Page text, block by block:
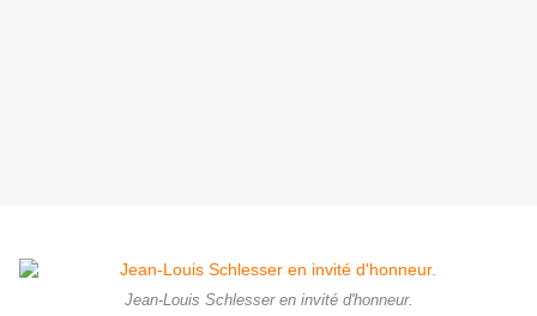
Jean-Louis Schlesser en invité d'honneur.